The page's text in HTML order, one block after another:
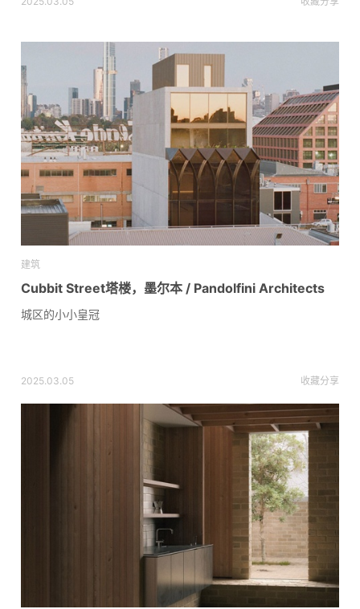
建筑
Cubbit Street塔楼，墨尔本 / Pandolfini Architects
城区的小小皇冠
2025.03.05 收藏分享